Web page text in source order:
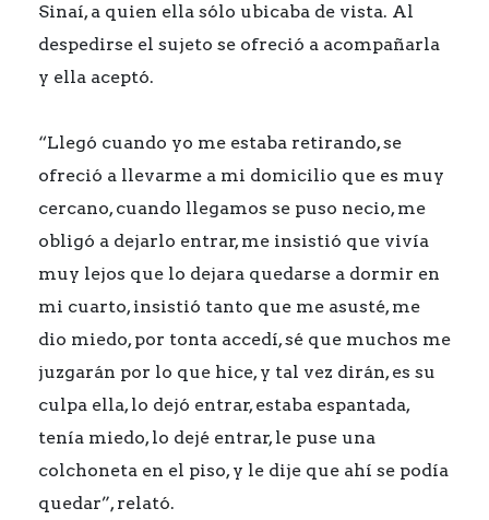
Sinaí, a quien ella sólo ubicaba de vista. Al
despedirse el sujeto se ofreció a acompañarla
y ella aceptó.
“Llegó cuando yo me estaba retirando, se
ofreció a llevarme a mi domicilio que es muy
cercano, cuando llegamos se puso necio, me
obligó a dejarlo entrar, me insistió que vivía
muy lejos que lo dejara quedarse a dormir en
mi cuarto, insistió tanto que me asusté, me
dio miedo, por tonta accedí, sé que muchos me
juzgarán por lo que hice, y tal vez dirán, es su
culpa ella, lo dejó entrar, estaba espantada,
tenía miedo, lo dejé entrar, le puse una
colchoneta en el piso, y le dije que ahí se podía
quedar”, relató.